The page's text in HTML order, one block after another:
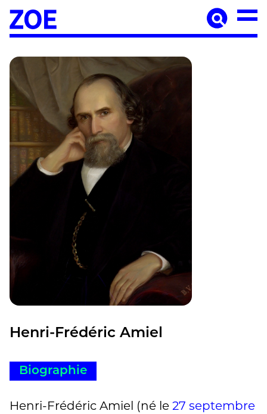
Accueil
À paraître
Catalogue
Auteur·ices
Agenda
Les éditions Zoé
Diffusion
Médiation culturelle
Foreign rights
Mentions légales
Newsletter
Henri-Frédéric Amiel
Biographie
Henri-Frédéric Amiel (né le 27 septembre